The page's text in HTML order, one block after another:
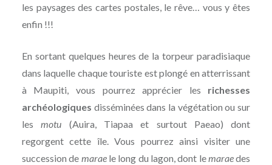
les paysages des cartes postales, le rêve… vous y êtes
enfin !!!
En sortant quelques heures de la torpeur paradisiaque
dans laquelle chaque touriste est plongé en atterrissant
à Maupiti, vous pourrez apprécier les richesses
archéologiques disséminées dans la végétation ou sur
lesmotu (Auira, Tiapaa et surtout Paeao) dont
regorgent cette île. Vous pourrez ainsi visiter une
succession de maraele long du lagon, dont lemaraedes